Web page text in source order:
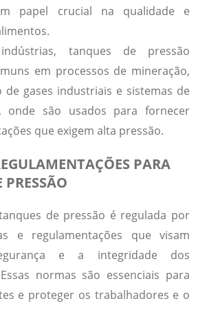
papel crucial na qualidade e
tanques de pressão
em processos de mineração,
de gases industriais e sistemas de
onde são usados para fornecer
que exigem alta pressão.
PARA
de pressão é regulada por
e regulamentações que visam
e a integridade dos
normas são essenciais para
e proteger os trabalhadores e o